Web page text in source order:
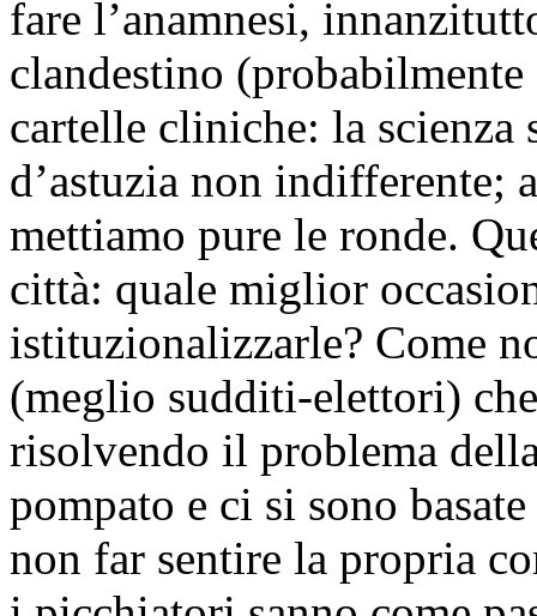
fare l’anamnesi,
clandestino
cartelle cliniche: la
d’astuzia non indifferente;
mettiamo pure le ronde.
città: quale miglior
istituzionalizzarle? Come
(meglio sudditi-elettori)
risolvendo il problema
pompato e ci si sono
non far sentire la propria